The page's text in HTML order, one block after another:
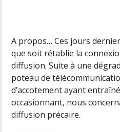
Radio Univers
A propos… Ces jours
que soit rétablie la
diffusion. Suite à une
poteau de
d’accotement ayant
occasionnant, nous
diffusion précaire.